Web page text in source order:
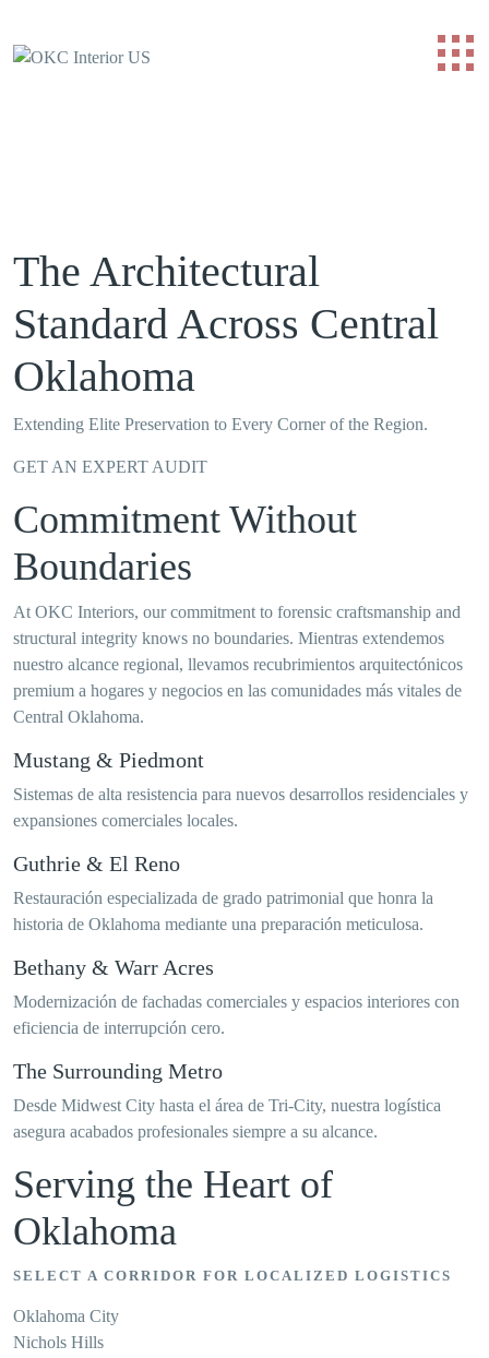
The Architectural
Standard Across Central
Oklahoma
Extending Elite Preservation to Every Corner of the Region.
GET AN EXPERT AUDIT
Commitment Without
Boundaries
At OKC Interiors, our commitment to forensic craftsmanship and
structural integrity knows no boundaries. Mientras extendemos
nuestro alcance regional, llevamos recubrimientos arquitectónicos
premium a hogares y negocios en las comunidades más vitales de
Central Oklahoma.
Mustang & Piedmont
Sistemas de alta resistencia para nuevos desarrollos residenciales y
expansiones comerciales locales.
Guthrie & El Reno
Restauración especializada de grado patrimonial que honra la
historia de Oklahoma mediante una preparación meticulosa.
Bethany & Warr Acres
Modernización de fachadas comerciales y espacios interiores con
eficiencia de interrupción cero.
The Surrounding Metro
Desde Midwest City hasta el área de Tri-City, nuestra logística
asegura acabados profesionales siempre a su alcance.
Serving the Heart of
Oklahoma
SELECT A CORRIDOR FOR LOCALIZED LOGISTICS
Oklahoma City
Nichols Hills